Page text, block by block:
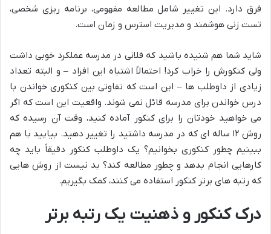
فرق دارد. این تغییر شامل مطالعه مفهومی، برنامه ریزی شخصی،
تست زنی هوشمند و مدیریت استرس و زمان است.
شاید شما هم شنیده باشید که فلانی در مدرسه عملکرد خوبی داشت
ولی کنکورش را خراب کرد! احتمالاً اشتباه این افراد – و البته تعداد
زیادی از داوطلب ها – این است که تفاوتی بین کنکوری خواندن با
درس خواندن برای مدرسه قائل نمی شوند. واقعیت این است که اگر
می خواهید خودتان را برای کنکور آماده کنید، وقت آن رسیده که
روش ۱۲ ساله ای که در مدرسه داشتید را تغییر دهید. بیایید با هم
ببینیم چطور کنکوری بخوانیم؟ یک داوطلب کنکور دقیقاً باید چه
کارهایی انجام بدهد و چطور مطالعه کند؟ بد نیست از روش هایی
که رتبه های برتر کنکور استفاده می کنند، کمک بگیریم.
درک کنکور و ذهنیت یک رتبه برتر